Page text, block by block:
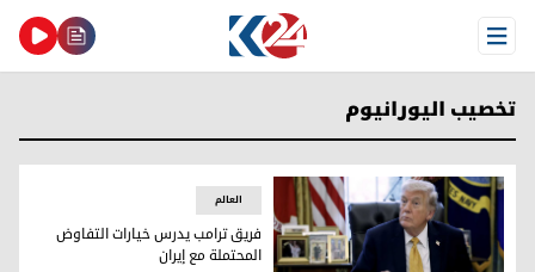
Open Menu
تخصيب اليورانيوم
العالم
فريق ترامب يدرس خيارات التفاوض
المحتملة مع إيران